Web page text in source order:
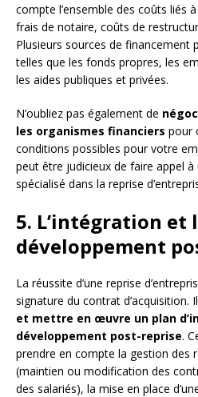
compte l’ensemble des coûts liés à
frais de notaire, coûts de
Plusieurs sources de financement
telles que les fonds propres, les
les aides publiques et privées.
N’oubliez pas également de
les organismes financiers pour
conditions possibles pour votre
peut être judicieux de faire appel
spécialisé dans la reprise
5. L’intégration et
développement
La réussite d’une reprise
signature du contrat d’acquisition.
et mettre en œuvre un plan
développement post-reprise.
prendre en compte la gestion des
(maintien ou modification des
des salariés), la mise en place